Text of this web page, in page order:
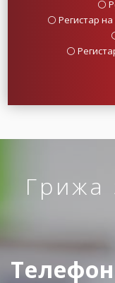
⚪️
⚪️ Регистар
⚪️
Грижа